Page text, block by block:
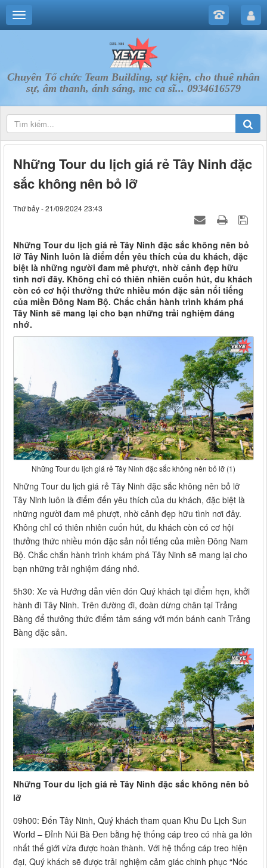
Chuyên Tổ chức Team Building, sự kiện, cho thuê nhân
sự, âm thanh, ánh sáng, mc ca sĩ... 0934616579
Những Tour du lịch giá rẻ Tây Ninh đặc
sắc không nên bỏ lỡ
Thứ bảy - 21/09/2024 23:43
Những Tour du lịch giá rẻ Tây Ninh đặc sắc không nên bỏ
lỡ Tây Ninh luôn là điểm đến yêu thích của du khách, đặc
biệt là những người đam mê phượt, nhờ cảnh đẹp hữu
tình nơi đây. Không chỉ có thiên nhiên cuốn hút, du khách
còn có cơ hội thưởng thức nhiều món đặc sản nổi tiếng
của miền Đông Nam Bộ. Chắc chắn hành trình khám phá
Tây Ninh sẽ mang lại cho bạn những trải nghiệm đáng
nhớ.
Những Tour du lịch giá rẻ Tây Ninh đặc sắc không nên bỏ lỡ (1)
Những Tour du lịch giá rẻ Tây Ninh đặc sắc không nên bỏ lỡ
Tây Ninh luôn là điểm đến yêu thích của du khách, đặc biệt là
những người đam mê phượt, nhờ cảnh đẹp hữu tình nơi đây.
Không chỉ có thiên nhiên cuốn hút, du khách còn có cơ hội
thưởng thức nhiều món đặc sản nổi tiếng của miền Đông Nam
Bộ. Chắc chắn hành trình khám phá Tây Ninh sẽ mang lại cho
bạn những trải nghiệm đáng nhớ.
5h30: Xe và Hướng dẫn viên đón Quý khách tại điểm hẹn, khởi
hành đi Tây Ninh. Trên đường đi, đoàn dừng chân tại Trảng
Bàng để thưởng thức điểm tâm sáng với món bánh canh Trảng
Bàng đặc sản.
Những Tour du lịch giá rẻ Tây Ninh đặc sắc không nên bỏ
lỡ
09h00: Đến Tây Ninh, Quý khách tham quan Khu Du Lịch Sun
World – Đỉnh Núi Bà Đen bằng hệ thống cáp treo có nhà ga lớn
nhất thế giới vừa được hoàn thành. Với hệ thống cáp treo hiện
đại, Quý khách sẽ được trải nghiệm cảm giác chinh phục “Nóc